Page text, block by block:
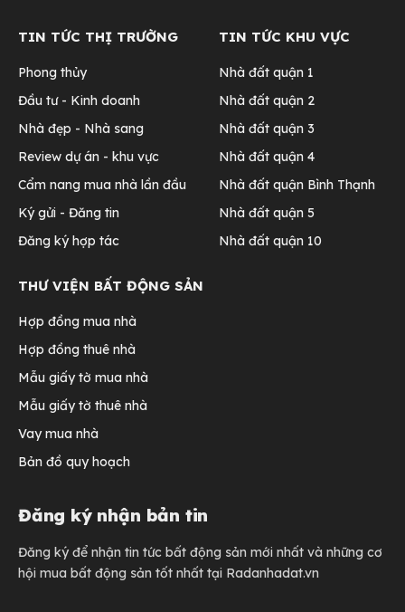
TIN TỨC THỊ TRƯỜNG
Phong thủy
Đầu tư - Kinh doanh
Nhà đẹp - Nhà sang
Review dự án - khu vực
Cẩm nang mua nhà lần đầu
Ký gửi - Đăng tin
Đăng ký hợp tác
TIN TỨC KHU VỰC
Nhà đất quận 1
Nhà đất quận 2
Nhà đất quận 3
Nhà đất quận 4
Nhà đất quận Bình Thạnh
Nhà đất quận 5
Nhà đất quận 10
THƯ VIỆN BẤT ĐỘNG SẢN
Hợp đồng mua nhà
Hợp đồng thuê nhà
Mẫu giấy tờ mua nhà
Mẫu giấy tờ thuê nhà
Vay mua nhà
Bản đồ quy hoạch
Đăng ký nhận bản tin
Đăng ký để nhận tin tức bất động sản mới nhất và những cơ
hội mua bất động sản tốt nhất tại Radanhadat.vn